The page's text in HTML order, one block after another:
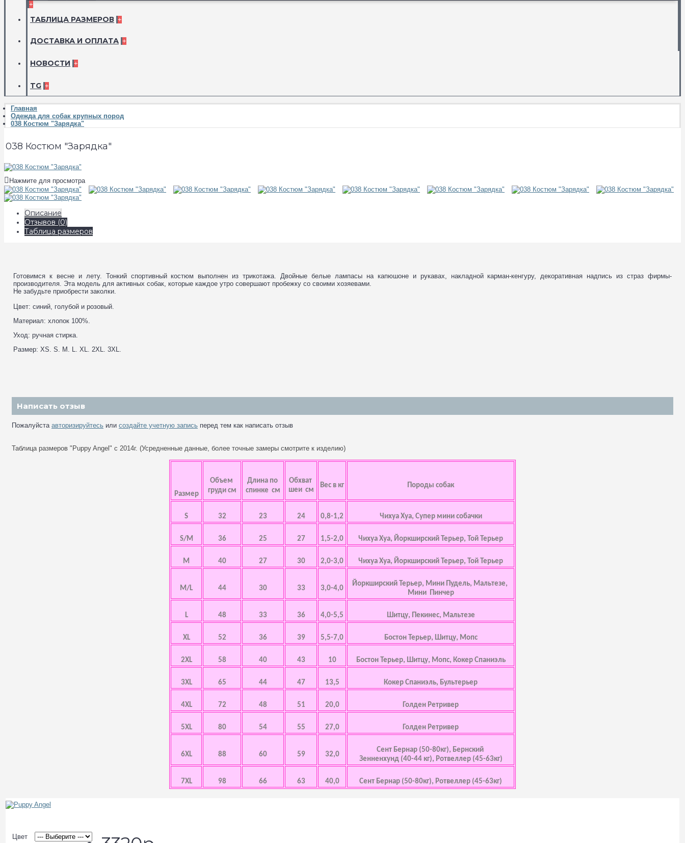
+
ТАБЛИЦА РАЗМЕРОВ +
ДОСТАВКА И ОПЛАТА +
НОВОСТИ +
TG +
Главная
Одежда для собак крупных пород
038 Костюм "Зарядка"
038 Костюм "Зарядка"
Нажмите для просмотра
Описание
Отзывов (0)
Таблица размеров
Готовимся к весне и лету. Тонкий спортивный костюм выполнен из трикотажа. Двойные белые лампасы на капюшоне и рукавах, накладной карман-кенгуру, декоративная надпись из страз фирмы-
производителя. Эта модель для активных собак, которые каждое утро совершают пробежку со своими хозяевами.
Не забудьте приобрести заколки.
Цвет: синий, голубой и розовый.
Материал: хлопок 100%.
Уход: ручная стирка.
Размер: XS. S. M. L. XL. 2XL. 3XL.
Написать отзыв
Пожалуйста авторизируйтесь или создайте учетную запись перед тем как написать отзыв
Таблица размеров "Puppy Angel" с 2014г. (Усредненные данные, более точные замеры смотрите к изделию)
Размер
Объем
груди см
Длина по
спинке см
Обхват
шеи см
Вес в кг Породы собак
S 32 23 24 0,8-1,2 Чихуа Хуа, Супер мини собачки
S/M 36 25 27 1,5-2,0 Чихуа Хуа, Йоркширский Терьер, Той Терьер
M 40 27 30 2,0-3,0 Чихуа Хуа, Йоркширский Терьер, Той Терьер
M/L 44 30 33 3,0-4,0
Йоркширский Терьер, Мини Пудель, Мальтезе,
Мини Пинчер
L 48 33 36 4,0-5,5 Шитцу, Пекинес, Мальтезе
XL 52 36 39 5,5-7,0 Бостон Терьер, Шитцу, Мопс
2XL 58 40 43 10 Бостон Терьер, Шитцу, Мопс, Кокер Спаниэль
3XL 65 44 47 13,5 Кокер Спаниэль, Бультерьер
4XL 72 48 51 20,0 Голден Ретривер
5XL 80 54 55 27,0 Голден Ретривер
6XL 88 60 59 32,0
Сент Бернар (50-80кг), Бернский
Зенненхунд (40-44 кг), Ротвеллер (45-63кг)
7XL 98 66 63 40,0 Сент Бернар (50-80кг), Ротвеллер (45-63кг)
Цвет